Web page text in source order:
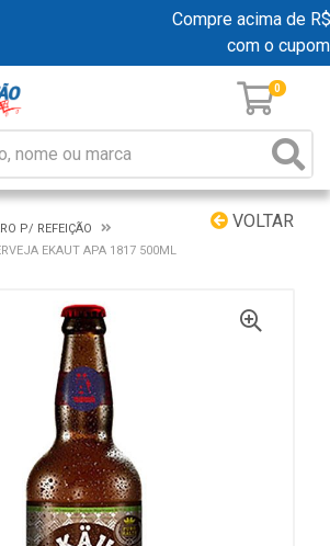
Compre acima de
com o cupom
0
VOLTAR
P/ REFEIÇÃO
EKAUT APA 1817 500ML